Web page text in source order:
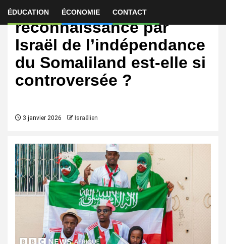
ÉDUCATION ÉCONOMIE CONTACT
Pourquoi la
reconnaissance par
Israël de l’indépendance
du Somaliland est-elle si
controversée ?
3 janvier 2026 Israëlien